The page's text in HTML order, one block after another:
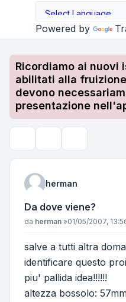
Powered by
Ricordiamo ai nuovi
abilitati alla
devono
presentazione
herman
Da dove viene?
Messaggio
da herman »01/05/2007,
salve a tutti altra
identificare questo
piu' pallida idea!!!!!!
altezza bossolo: